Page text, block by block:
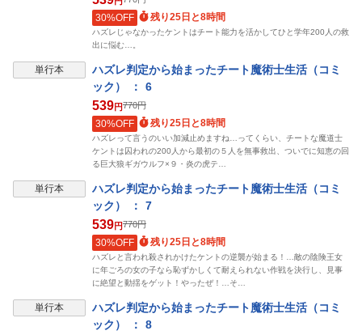
30%OFF 残り25日と8時間
ハズレじゃなかったケントはチート能力を活かしてひと学年200人の救
出に悩む…。
単行本
ハズレ判定から始まったチート魔術士生活（コミ
ック） ： 6
539円770円
30%OFF 残り25日と8時間
ハズレって言うのいい加減止めますね…ってくらい、チートな魔道士
ケントは囚われの200人から最初の５人を無事救出、ついでに知恵の回
る巨大狼ギガウルフ×９・炎の虎テ…
単行本
ハズレ判定から始まったチート魔術士生活（コミ
ック） ： 7
539円770円
30%OFF 残り25日と8時間
ハズレと言われ殺されかけたケントの逆襲が始まる！…敵の陰険王女
に年ごろの女の子なら恥ずかしくて耐えられない作戦を決行し、見事
に絶望と動揺をゲット！やったぜ！…そ…
単行本
ハズレ判定から始まったチート魔術士生活（コミ
ック） ： 8